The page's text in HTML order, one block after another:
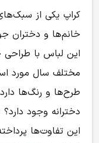
کراپ یکی از
خانم‌ها و دختران
این لباس با
مختلف سال مورد
طرح‌ها و رنگ‌ها
دخترانه وجود
این تفاوت‌ها